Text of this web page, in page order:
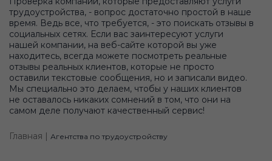
трудоустройства, - вопрос достаточно простой в наше
время. Ведь все, что требуется, - это поискать отзывы в
социальных сетях. Если вас заинтересуют услуги
нашей компании, на веб-сайте которой вы уже
находитесь, всегда можете посмотреть реальные
отзывы реальных клиентов, которые не просто
оставили текстовые сообщения, но и записали видео.
Мы специально это делаем, чтобы у наших клиентов
не оставалось никаких сомнений в том, что они на
самом деле получают качественный сервис!
Главная | Агентства по трудоустройству